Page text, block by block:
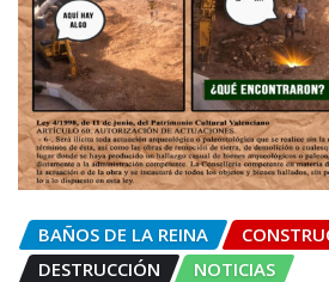
BAÑOS DE LA REINA
DESTRUCCIÓN
NOTICIAS